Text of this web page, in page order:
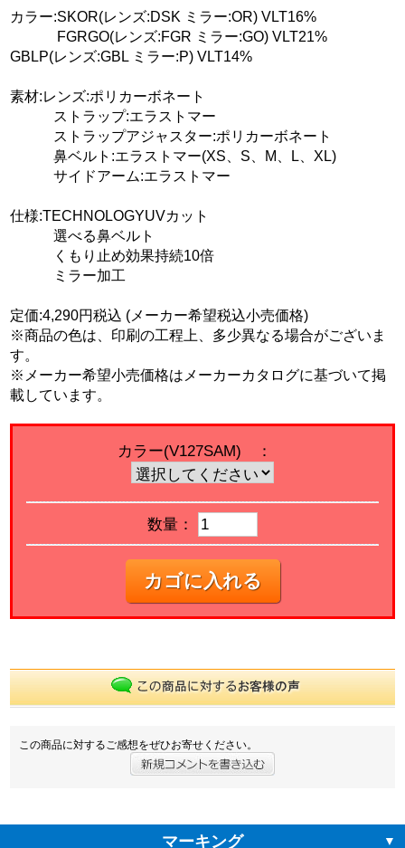
カラー:SKOR(レンズ:DSK ミラー:OR) VLT16%
FGRGO(レンズ:FGR ミラー:GO) VLT21%
GBLP(レンズ:GBL ミラー:P) VLT14%
素材:レンズ:ポリカーボネート
ストラップ:エラストマー
ストラップアジャスター:ポリカーボネート
鼻ベルト:エラストマー(XS、S、M、L、XL)
サイドアーム:エラストマー
仕様:TECHNOLOGYUVカット
選べる鼻ベルト
くもり止め効果持続10倍
ミラー加工
定価:4,290円税込 (メーカー希望税込小売価格)
※商品の色は、印刷の工程上、多少異なる場合がございま
す。
※メーカー希望小売価格はメーカーカタログに基づいて掲
載しています。
カラー(V127SAM) ：
数量：
カゴに入れる
この商品に対するご感想をぜひお寄せください。
マーキング